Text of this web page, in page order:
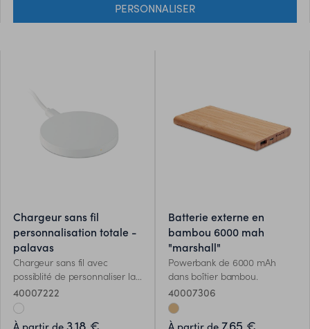
PERSONNALISER
chargeur sans fil
personnalisation totale -
palavas
Chargeur sans fil avec
possiblité de personnaliser la
totalité de la surface -
Palavas. Connectez l'appareil
à votre ordinateur, posez le
40007222
batterie externe en
bambou 6000 mah
"marshall"
Powerbank de 6000 mAh
dans boîtier bambou.
40007306